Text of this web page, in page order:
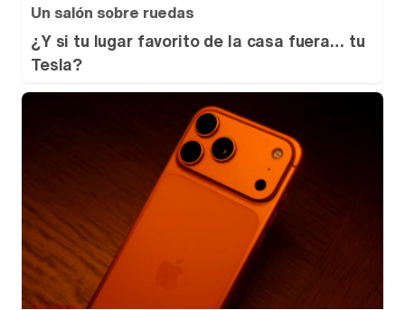
Un salón sobre ruedas
¿Y si tu lugar favorito de la casa fuera… tu
Tesla?